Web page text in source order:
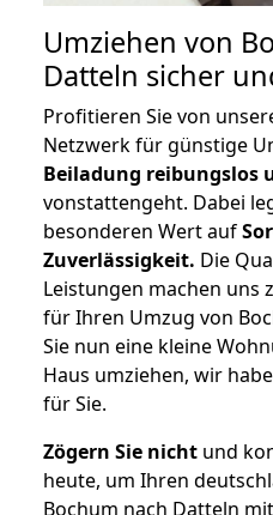
Umziehen von
Datteln sicher
Profitieren Sie von
Netzwerk für günstige
Beiladung reibungslos
vonstattengeht. Dabei
besonderen Wert auf
Zuverlässigkeit. Die
Leistungen machen uns
für Ihren Umzug von
Sie nun eine kleine
Haus umziehen, wir
für Sie.
Zögern Sie nicht und
heute, um Ihren
Bochum nach Datteln